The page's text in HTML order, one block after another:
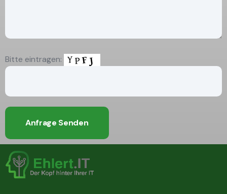
Bitte eintragen:
Anfrage Senden
Alternative: